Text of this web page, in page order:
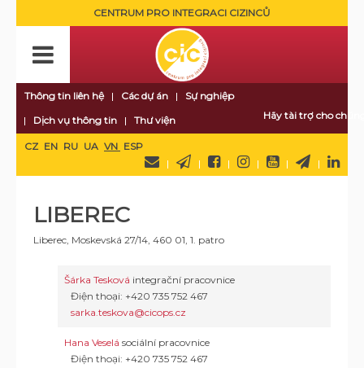
CENTRUM PRO INTEGRACI CIZINCŮ
Thông tin liên hệ Các dự án
Sự nghiệp
Dịch vụ thông tin
Thư viện Hãy tài trợ cho
CZ EN RU UA VN ESP
LIBEREC
Liberec, Moskevská 27/14, 460 01, 1. patro
Šárka Tesková integrační pracovnice
Điện thoại: +420 735 752 467
sarka.teskova@cicops.cz
Hana Veselá sociální pracovnice
Điện thoại: +420 735 752 467